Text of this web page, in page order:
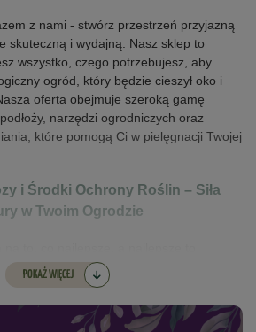
z nami - stwórz przestrzeń przyjazną
skuteczną i wydajną. Nasz sklep to
wszystko, czego potrzebujesz, aby
ogród, który będzie cieszył oko i
oferta obejmuje szeroką gamę
narzędzi ogrodniczych oraz
które pomogą Ci w pielęgnacji Twojej
i Środki Ochrony Roślin – Siła
w Twoim Ogrodzie
wybór
naturalnych nawozów
i ekologiczny wzbogacają glebę,
niezbędnych składników
znajdziesz komposty, biohumusy
POKAŻ WIĘCEJ